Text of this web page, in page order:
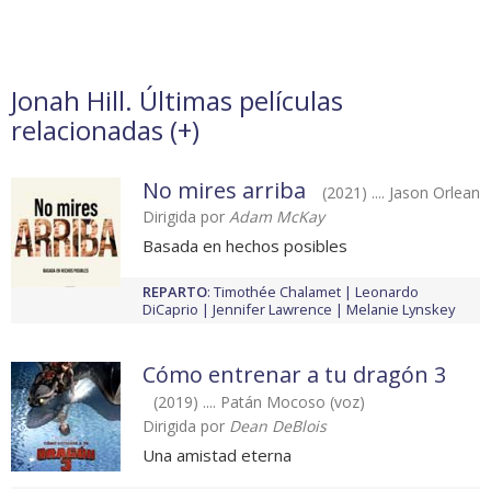
Jonah Hill. Últimas películas
relacionadas (+)
No mires arriba
(2021) .... Jason Orlean
Dirigida por Adam McKay
Basada en hechos posibles
REPARTO: Timothée Chalamet
Leonardo
DiCaprio
Jennifer Lawrence Melanie Lynskey
Cómo entrenar a tu dragón 3
(2019) .... Patán Mocoso (voz)
Dirigida por Dean DeBlois
Una amistad eterna